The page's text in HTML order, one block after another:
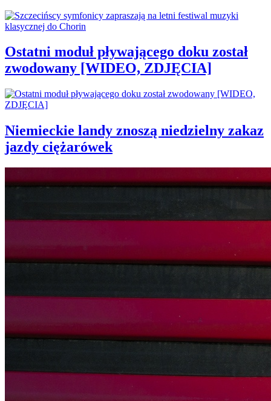
Ostatni moduł pływającego doku został
zwodowany [WIDEO, ZDJĘCIA]
Niemieckie landy znoszą niedzielny zakaz
jazdy ciężarówek